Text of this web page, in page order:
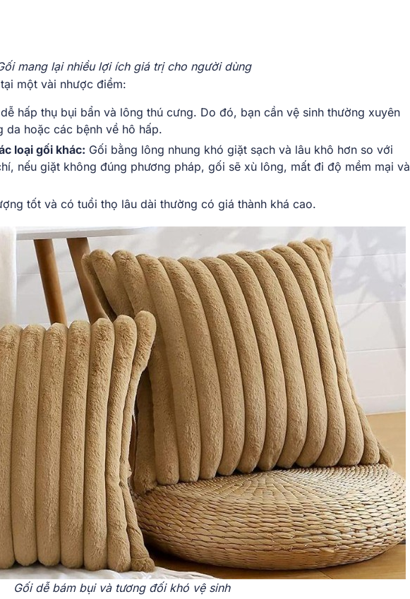
mang lại nhiều lợi ích giá trị cho người dùng
một vài nhược điểm:
hấp thụ bụi bẩn và lông thú cưng. Do đó, bạn cần vệ sinh thường xuyên
da hoặc các bệnh về hô hấp.
loại gối khác: Gối bằng lông nhung khó giặt sạch và lâu khô hơn so với
nếu giặt không đúng phương pháp, gối sẽ xù lông, mất đi độ mềm mại và
tốt và có tuổi thọ lâu dài thường có giá thành khá cao.
Gối dễ bám bụi và tương đối khó vệ sinh